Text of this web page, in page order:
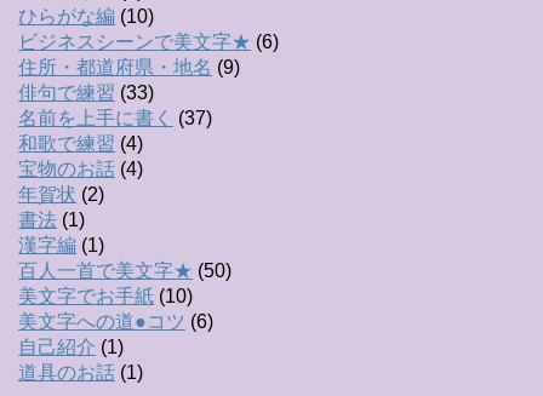
ひらがな編 (10)
ビジネスシーンで美文字★ (6)
住所・都道府県・地名 (9)
俳句で練習 (33)
名前を上手に書く
(37)
和歌で練習 (4)
宝物のお話 (4)
年賀状 (2)
書法 (1)
漢字編 (1)
百人一首で美文字★ (50)
美文字でお手紙 (10)
美文字への道●コツ (6)
自己紹介 (1)
道具のお話 (1)